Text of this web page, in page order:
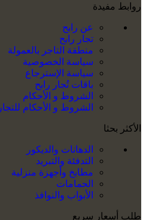
روابط مفيدة
عن رابح
تجار رابح
منطقة التاجر بالعمولة
سياسة الخصوصية
سياسة الإسترجاع
باقات تُجار رابح
الشروط و الأحكام
الشروط و الأحكام للتجار
الأكثر بحثا
الدهانات والديكور
التدفئة والتبريد
مطابخ وأجهزة منزلية
الحمامات
الأبواب والنوافذ
طلب أسعار سريع